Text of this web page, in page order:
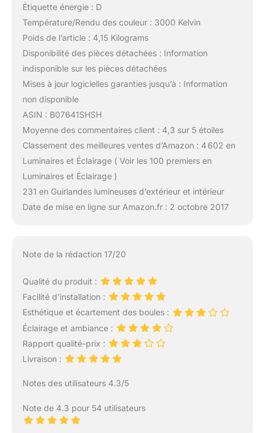
Étiquette énergie : D
Température/Rendu des couleur : 3000 Kelvin
Poids de l’article : 4,15 Kilograms
Disponibilité des pièces détachées : Information
indisponible sur les pièces détachées
Mises à jour logicielles garanties jusqu’à : Information
non disponible
ASIN : B07641SHSH
Moyenne des commentaires client : 4,3 sur 5 étoiles
Classement des meilleures ventes d’Amazon : 4 602 en
Luminaires et Éclairage ( Voir les 100 premiers en
Luminaires et Éclairage )
231 en Guirlandes lumineuses d’extérieur et intérieur
Date de mise en ligne sur Amazon.fr : 2 octobre 2017
Note de la rédaction 17/20
Qualité du produit :
Facilité d’installation :
Esthétique et écartement des boules :
Éclairage et ambiance :
Rapport qualité-prix :
Livraison :
Notes des utilisateurs 4.3/5
Note de 4.3 pour 54 utilisateurs